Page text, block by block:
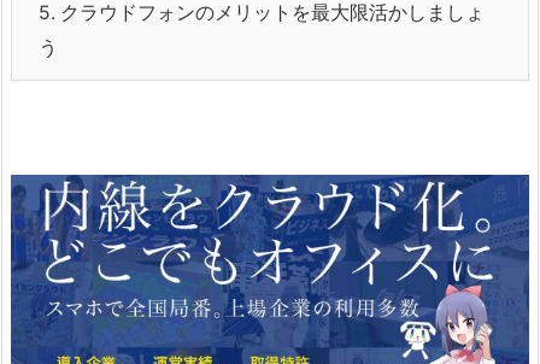
5. クラウドフォンのメリットを最大限活かしましょ
う